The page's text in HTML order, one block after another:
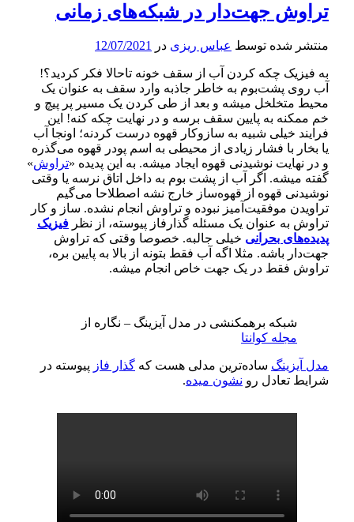
تراوش جهت‌دار در شبکه‌های زمانی
منتشر شده توسط عباس ریزی در 12/07/2021
به فیزیک چکه کردن آب از سقف خونه تاحالا فکر کردید؟!
آب روی پشت‌بوم به خاطر جاذبه وارد سقف به عنوان یک
محیط متخلخل میشه و بعد از طی کردن یک مسیر پر پیچ و
خم ممکنه به پایین سقف برسه و در نهایت چکه کنه! این
فرایند خیلی شبیه به سازوکار قهوه درست کردنه؛ اونجا آب
یا بخار با فشار زیادی از محیطی به اسم پودر قهوه می‌گذره
و در نهایت نوشیدنی قهوه ایجاد میشه. به این پدیده «تراوش»
گفته میشه. اگر آب از پشت بوم به داخل اتاق نرسه یا وقتی
نوشیدنی قهوه از قهوه‌ساز خارج نشه اصطلاحا می‌گیم
تراویدن موفقیت‌آمیز نبوده و تراوش انجام نشده. ساز و کار
تراوش به عنوان یک مسئله گذارفاز پیوسته، از نظر فیزیک
پدیده‌های بحرانی خیلی جالبه. خصوصا وقتی که تراوش
جهت‌دار باشه. مثلا اگه آب فقط بتونه از بالا به پایین بره،
تراوش فقط در یک جهت خاص انجام میشه.
شبکه برهمکنشی در مدل آیزینگ – نگاره از
مجله کوانتا
مدل آیزینگ ساده‌ترین مدلی هست که گذار فاز پیوسته در
شرایط تعادل رو نشون میده.